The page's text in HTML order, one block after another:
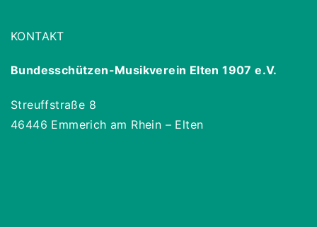
KONTAKT
Bundesschützen-Musikverein Elten 1907 e.V.
Streuffstraße 8
46446 Emmerich am Rhein – Elten